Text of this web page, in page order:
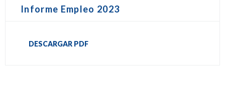
Informe Empleo 2023
DESCARGAR PDF